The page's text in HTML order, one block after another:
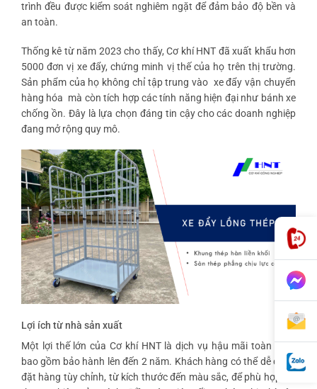
trình đều được kiểm soát nghiêm ngặt để đảm bảo độ bền và
an toàn.
Thống kê từ năm 2023 cho thấy, Cơ khí HNT đã xuất khẩu hơn
5000 đơn vị xe đẩy, chứng minh vị thế của họ trên thị trường.
Sản phẩm của họ không chỉ tập trung vào xe đẩy vận chuyển
hàng hóa mà còn tích hợp các tính năng hiện đại như bánh xe
chống ồn. Đây là lựa chọn đáng tin cậy cho các doanh nghiệp
đang mở rộng quy mô.
Lợi ích từ nhà sản xuất
Một lợi thế lớn của Cơ khí HNT là dịch vụ hậu mãi toàn diện,
bao gồm bảo hành lên đến 2 năm. Khách hàng có thể dễ dàng
đặt hàng tùy chỉnh, từ kích thước đến màu sắc, để phù hợp với